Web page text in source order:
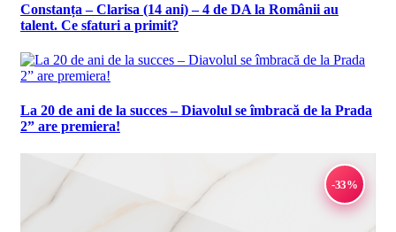
Constanța – Clarisa (14 ani) – 4 de DA la Românii au
talent. Ce sfaturi a primit?
La 20 de ani de la succes – Diavolul se îmbracă de la Prada
2” are premiera!
-33%